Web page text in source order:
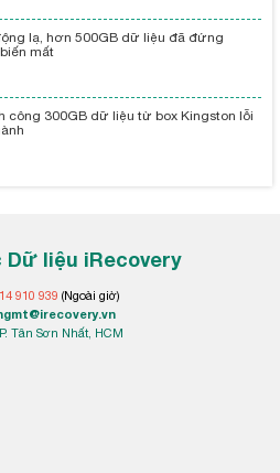
lạ, hơn 500GB dữ liệu đã đứng
mất
công 300GB dữ liệu từ box Kingston lỗi
liệu iRecovery
910 939 (Ngoài giờ)
Tân Sơn Nhất, HCM